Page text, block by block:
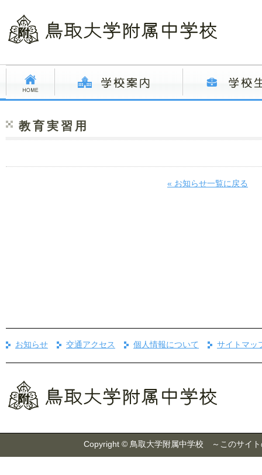
教育実習用
« お知らせ一覧に戻る
お知らせ 交通アクセス 個人情報について サイトマッ
Copyright © 鳥取大学附属中学校 ～このサイト